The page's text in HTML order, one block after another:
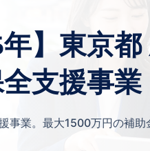
年】東京
支援事業
業。最大1500万円の補助